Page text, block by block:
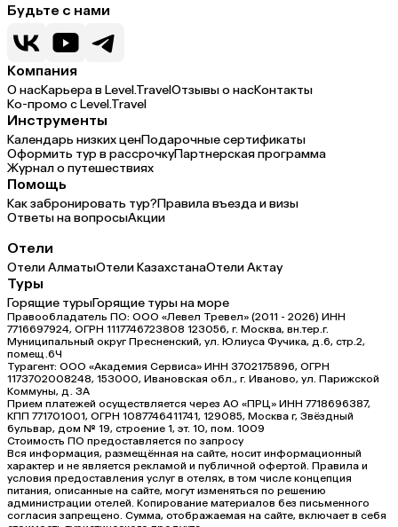
Будьте с нами
Компания
О насКарьера в Level.TravelОтзывы о насКонтакты
Ко-промо с Level.Travel
Инструменты
Календарь низких ценПодарочные сертификаты
Оформить тур в рассрочкуПартнерская программа
Журнал о путешествиях
Помощь
Как забронировать тур?Правила въезда и визы
Ответы на вопросыАкции
Отели
Отели АлматыОтели КазахстанаОтели Актау
Туры
Горящие турыГорящие туры на море
Правообладатель ПО: ООО «Левел Тревел» (2011 - 2026) ИНН
7716697924, ОГРН 1117746723808 123056, г. Москва, вн.тер.г.
Муниципальный округ Пресненский, ул. Юлиуса Фучика, д.6, стр.2,
помещ.6Ч
Турагент: ООО «Академия Сервиса» ИНН 3702175896, ОГРН
1173702008248, 153000, Ивановская обл., г. Иваново, ул. Парижской
Коммуны, д. ЗА
Прием платежей осуществляется через АО «ПРЦ» ИНН 7718696387,
КПП 771701001, ОГРН 1087746411741, 129085, Москва г, Звёздный
бульвар, дом № 19, строение 1, эт. 10, пом. 1009
Стоимость ПО предоставляется по запросу
Вся информация, размещённая на сайте, носит информационный
характер и не является рекламой и публичной офертой. Правила и
условия предоставления услуг в отелях, в том числе концепция
питания, описанные на сайте, могут изменяться по решению
администрации отелей. Копирование материалов без письменного
согласия запрещено. Сумма, отображаемая на сайте, включает в себя